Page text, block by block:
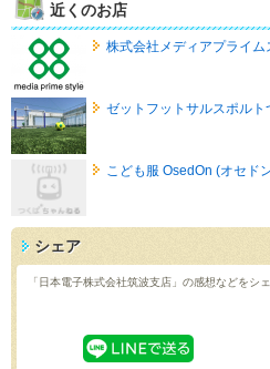
近くのお店
株式会社メディアプライム
ゼットフットサルスポルト
こども服 OsedOn (オセド
シェア
「日本電子株式会社筑波支店」の感想などをシ